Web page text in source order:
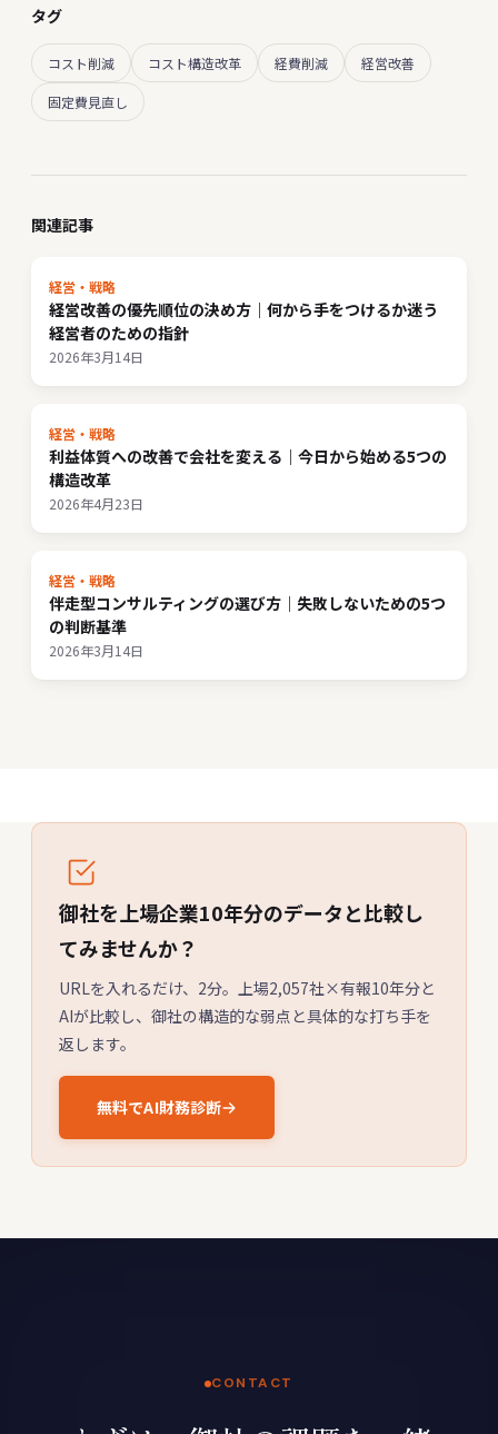
タグ
コスト削減 コスト構造改革 経費削減 経営改善
固定費見直し
関連記事
経営・戦略
経営改善の優先順位の決め方｜何から手をつけるか迷う
経営者のための指針
2026年3月14日
経営・戦略
利益体質への改善で会社を変える｜今日から始める5つの
構造改革
2026年4月23日
経営・戦略
伴走型コンサルティングの選び方｜失敗しないための5つ
の判断基準
2026年3月14日
御社を上場企業10年分のデータと比較し
てみませんか？
URLを入れるだけ、2分。上場2,057社×有報10年分と
AIが比較し、御社の構造的な弱点と具体的な打ち手を
返します。
無料でAI財務診断
CONTACT